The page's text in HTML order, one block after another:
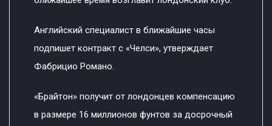
Английский специалист в ближайшие часы
подпишет контракт с «Челси», утверждает
Фабрицио Романо.
«Брайтон» получит от лондонцев компенсацию
в размере 16 миллионов фунтов за досрочный